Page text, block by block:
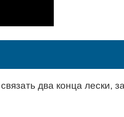
два конца лески,